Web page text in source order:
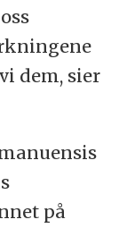
dem, sier
på